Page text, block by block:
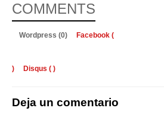
COMMENTS
Wordpress (0) Facebook (
) Disqus ( )
Deja un comentario